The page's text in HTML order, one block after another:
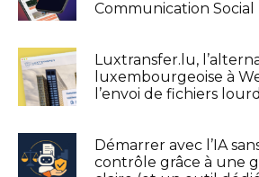
Communication Social
Luxtransfer.lu,
luxembourgeoise à
l’envoi de fichiers
Démarrer avec l’IA
contrôle grâce à une